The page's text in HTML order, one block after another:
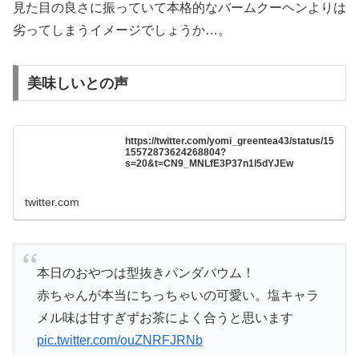
見た目の良さに振っていて本格的なバームクーヘンよりは
劣ってしまうイメージでしょうか…。
美味しいとの声
https://twitter.com/yomi_greentea43/status/15
15572873624268804?
s=20&t=CN9_MNLfE3P37n1l5dYJEw
twitter.com
本日のおやつは型抜きパンダバウム！
赤ちゃんが本当にちっちゃいの可愛い。塩キャラ
メル味は甘すぎずお茶によく合うと思います
pic.twitter.com/ouZNRFJRNb